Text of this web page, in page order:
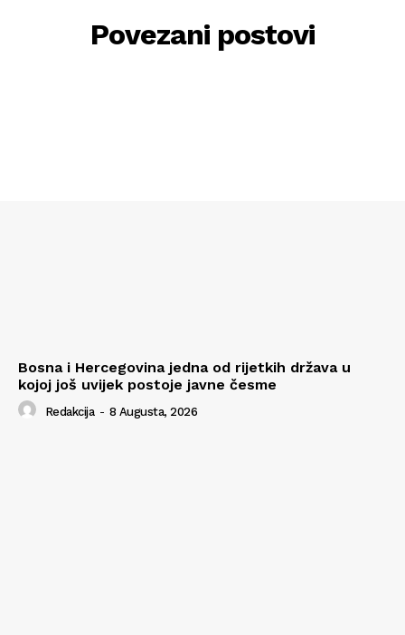
Povezani postovi
Bosna i Hercegovina jedna od rijetkih država u
kojoj još uvijek postoje javne česme
Redakcija - 8 Augusta, 2026